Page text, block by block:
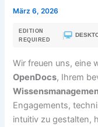
März 6, 2026
EDITION
REQUIRED
Wir freuen uns, eine
OpenDocs, Ihrem
Engagements,
intuitiv zu gestalten,